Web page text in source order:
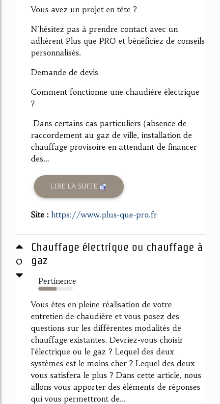
Vous avez un projet en tête ?
N'hésitez pas à prendre contact avec un
adhérent Plus que PRO et bénéficiez de conseils
personnalisés.
Demande de devis
Comment fonctionne une chaudière électrique
?
Dans certains cas particuliers (absence de
raccordement au gaz de ville, installation de
chauffage provisoire en attendant de financer
des...
LIRE LA SUITE
Site : https://www.plus-que-pro.fr
0
Chauffage électrique ou chauffage à
gaz
Pertinence
53%
Vous êtes en pleine réalisation de votre
entretien de chaudière et vous posez des
questions sur les différentes modalités de
chauffage existantes. Devriez-vous choisir
l'électrique ou le gaz ? Lequel des deux
systèmes est le moins cher ? Lequel des deux
vous satisfera le plus ? Dans cette article, nous
allons vous apporter des éléments de réponses
qui vous permettront de...